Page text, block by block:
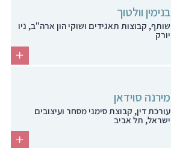
בנימין וולטוך
שותף, קבוצות תאגידים ושוקי הון ארה"ב, ניו
יורק
מירנה סוידאן
עורכת דין, קבוצת סימני מסחר ועיצובים
ישראל, תל אביב